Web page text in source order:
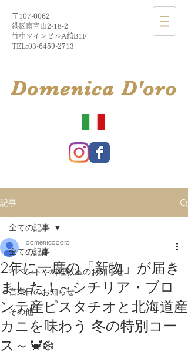
〒107-0062
港区南青山2-18-2​
​竹中ツインビルA館B1F
TEL:03-6459-2713
​DomenicaD'oro
記事
全ての記事
イベントや料理教室のお知らせ
営業日のお知らせ
その他
全ての記事
2年に一度の「新物」が届き
ました！～シチリア・ブロ
ンテ産ピスタチオと北海道産
カニを味わう 冬の特別コー
ス～🦀❄️
domenicadoro
2月1日